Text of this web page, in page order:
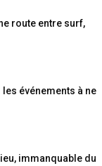
route entre surf,
événements à ne
immanquable du